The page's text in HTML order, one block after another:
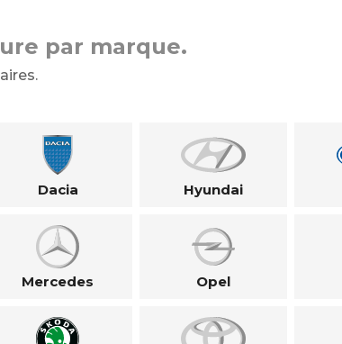
par marque.
Dacia Hyundai
Mercedes Opel